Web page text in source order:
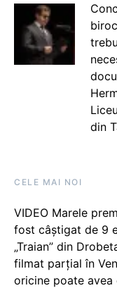
din
CELE MAI NOI
VIDEO Marele
fost câștigat de 9
„Traian” din
filmat parțial în
oricine poate avea